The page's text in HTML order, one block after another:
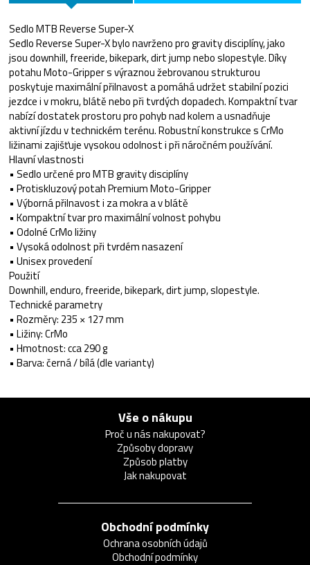
Sedlo MTB Reverse Super-X
Sedlo Reverse Super-X bylo navrženo pro gravity disciplíny, jako
jsou downhill, freeride, bikepark, dirt jump nebo slopestyle. Díky
potahu Moto-Gripper s výraznou žebrovanou strukturou
poskytuje maximální přilnavost a pomáhá udržet stabilní pozici
jezdce i v mokru, blátě nebo při tvrdých dopadech. Kompaktní tvar
nabízí dostatek prostoru pro pohyb nad kolem a usnadňuje
aktivní jízdu v technickém terénu. Robustní konstrukce s CrMo
ližinami zajišťuje vysokou odolnost i při náročném používání.
Hlavní vlastnosti
• Sedlo určené pro MTB gravity disciplíny
• Protiskluzový potah Premium Moto-Gripper
• Výborná přilnavost i za mokra a v blátě
• Kompaktní tvar pro maximální volnost pohybu
• Odolné CrMo ližiny
• Vysoká odolnost při tvrdém nasazení
• Unisex provedení
Použití
Downhill, enduro, freeride, bikepark, dirt jump, slopestyle.
Technické parametry
• Rozměry: 235 × 127 mm
• Ližiny: CrMo
• Hmotnost: cca 290 g
• Barva: černá / bílá (dle varianty)
Vše o nákupu
Proč u nás nakupovat?
Způsoby dopravy
Způsob platby
Jak nakupovat
Obchodní podmínky
Ochrana osobních údajů
Obchodní podmínky